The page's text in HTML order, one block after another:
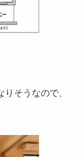
そうなので、